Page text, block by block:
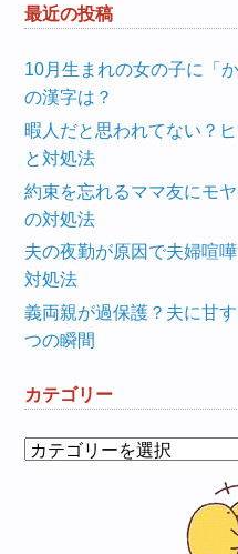
最近の投稿
10月生まれの女の子に「
の漢字は？
暇人だと思われてない？
と対処法
約束を忘れるママ友にモ
の対処法
夫の夜勤が原因で夫婦喧
対処法
義両親が過保護？夫に甘
つの瞬間
カテゴリー
カ